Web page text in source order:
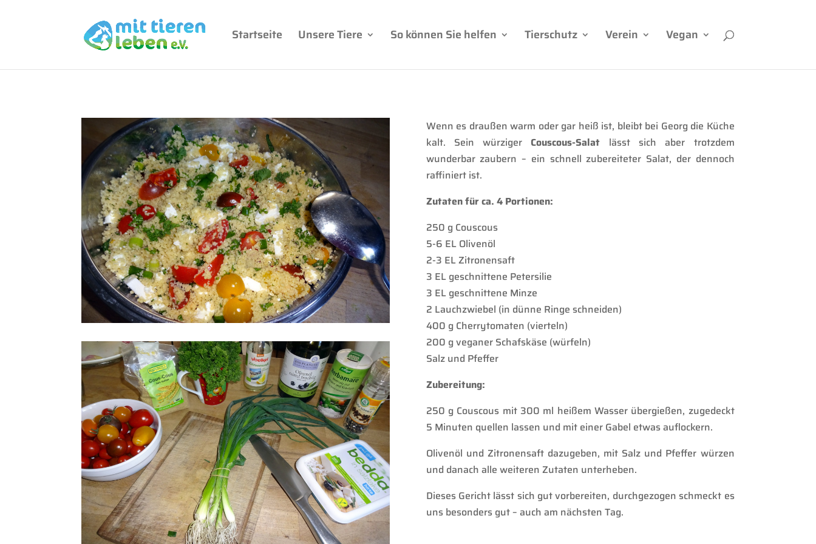
Startseite Unsere Tiere So können Sie helfen Tierschutz Verein Vegan
Wenn es draußen warm oder gar heiß ist, bleibt bei Georg die Küche
kalt. Sein würziger Couscous-Salat lässt sich aber trotzdem
wunderbar zaubern – ein schnell zubereiteter Salat, der dennoch
raffiniert ist.
Zutaten für ca. 4 Portionen:
250 g Couscous
5-6 EL Olivenöl
2-3 EL Zitronensaft
3 EL geschnittene Petersilie
3 EL geschnittene Minze
2 Lauchzwiebel (in dünne Ringe schneiden)
400 g Cherrytomaten (vierteln)
200 g veganer Schafskäse (würfeln)
Salz und Pfeffer
Zubereitung:
250 g Couscous mit 300 ml heißem Wasser übergießen, zugedeckt
5 Minuten quellen lassen und mit einer Gabel etwas auflockern.
Olivenöl und Zitronensaft dazugeben, mit Salz und Pfeffer würzen
und danach alle weiteren Zutaten unterheben.
Dieses Gericht lässt sich gut vorbereiten, durchgezogen schmeckt es
uns besonders gut – auch am nächsten Tag.